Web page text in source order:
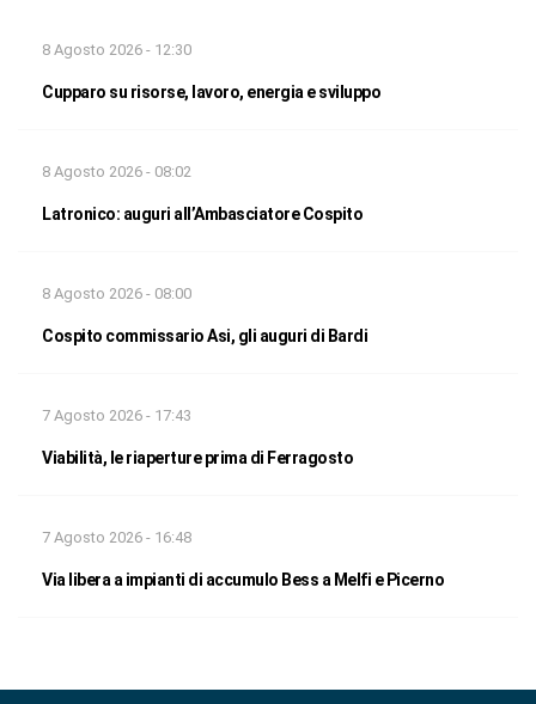
8 Agosto 2026 - 12:30
Cupparo su risorse, lavoro, energia e sviluppo
8 Agosto 2026 - 08:02
Latronico: auguri all’Ambasciatore Cospito
8 Agosto 2026 - 08:00
Cospito commissario Asi, gli auguri di Bardi
7 Agosto 2026 - 17:43
Viabilità, le riaperture prima di Ferragosto
7 Agosto 2026 - 16:48
Via libera a impianti di accumulo Bess a Melfi e Picerno